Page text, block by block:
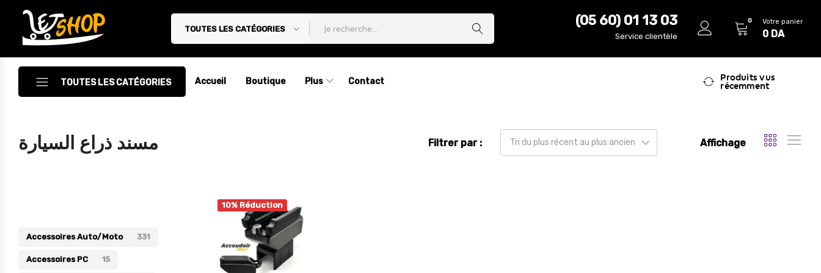
Letshop.dz
TOUTES LES CATÉGORIES
(05 60) 01 13 03
Service clientèle
0 Votre panier
0 DA
TOUTES LES CATÉGORIES
Accessoires
Accessoires Auto/Moto
Décoration
Electroménager
Accueil Boutique Plus Contact
Produits vus
récemment
مسند ذراع السيارة Filtrer par : Tri du plus récent au plus ancien Affichage
10% Réduction
Accessoires Auto/Moto 331
Accessoires PC 15